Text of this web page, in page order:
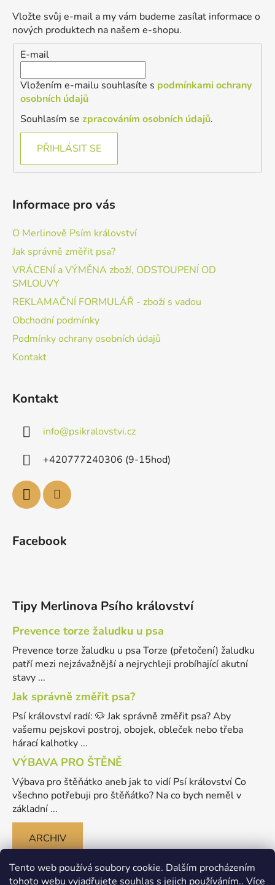
Tento web používá soubory cookie. Dalším procházením
tohoto webu vyjadřujete souhlas s jejich používáním.. Více
Vložte svůj e-mail a my vám budeme zasílat informace o
nových produktech na našem e-shopu.
E-mail
Vložením e-mailu souhlasíte s podmínkami ochrany
osobních údajů
Souhlasím se zpracováním osobních údajů.
PŘIHLÁSIT SE
Informace pro vás
O Merlinově Psím království
Jak správně změřit psa?
VRÁCENÍ a VÝMĚNA zboží, ODSTOUPENÍ OD
SMLOUVY
REKLAMAČNÍ FORMULÁŘ - zboží s vadou
Obchodní podmínky
Podmínky ochrany osobních údajů
Kontakt
Kontakt
info@psikralovstvi.cz
+420777240306 (9-15hod)
Facebook
Tipy Merlinova Psího království
Prevence torze žaludku u psa
Prevence torze žaludku u psa Torze (přetočení) žaludku
patří mezi nejzávažnější a nejrychleji probíhající akutní
stavy ...
Jak správně změřit psa?
Psí království radí: 🐶 Jak správně změřit psa? Aby
vašemu pejskovi postroj, obojek, obleček nebo třeba
hárací kalhotky ...
VÝBAVA PRO ŠTĚNĚ
Výbava pro štěňátko aneb jak to vidí Psí království Co
všechno potřebuji pro štěňátko? Na co bych neměl v
základní ...
ARCHIV